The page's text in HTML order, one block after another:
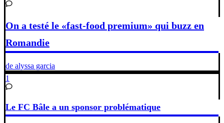
On a testé le «fast-food premium» qui buzz en
Romandie
de alyssa garcia
1
Le FC Bâle a un sponsor problématique